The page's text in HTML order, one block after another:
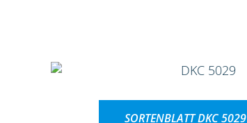
SORTENBLATT DKC 5029